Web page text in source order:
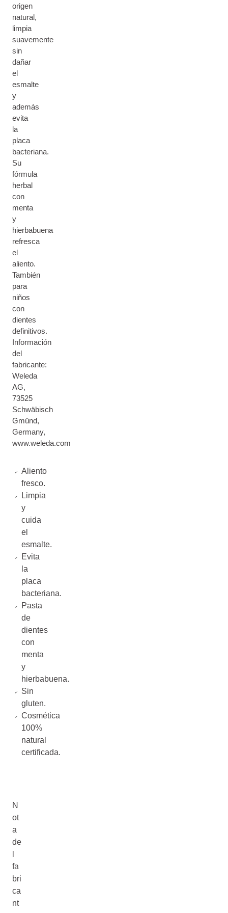
origen
natural,
limpia
suavemente
sin
dañar
el
esmalte
y
además
evita
la
placa
bacteriana.
Su
fórmula
herbal
con
menta
y
hierbabuena
refresca
el
aliento.
También
para
niños
con
dientes
definitivos.
Información
del
fabricante:
Weleda
AG,
73525
Schwäbisch
Gmünd,
Germany,
www.weleda.com
Aliento
fresco.
Limpia
y
cuida
el
esmalte.
Evita
la
placa
bacteriana.
Pasta
de
dientes
con
menta
y
hierbabuena.
Sin
gluten.
Cosmética
100%
natural
certificada.
N
ot
a
de
fa
bri
ca
nt